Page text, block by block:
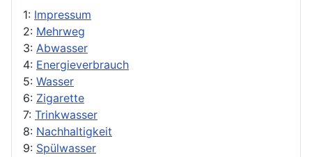
1: Impressum
2: Mehrweg
3: Abwasser
4: Energieverbrauch
5: Wasser
6: Zigarette
7: Trinkwasser
8: Nachhaltigkeit
9: Spülwasser